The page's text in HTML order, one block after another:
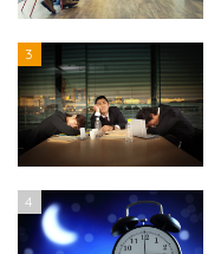
3
4